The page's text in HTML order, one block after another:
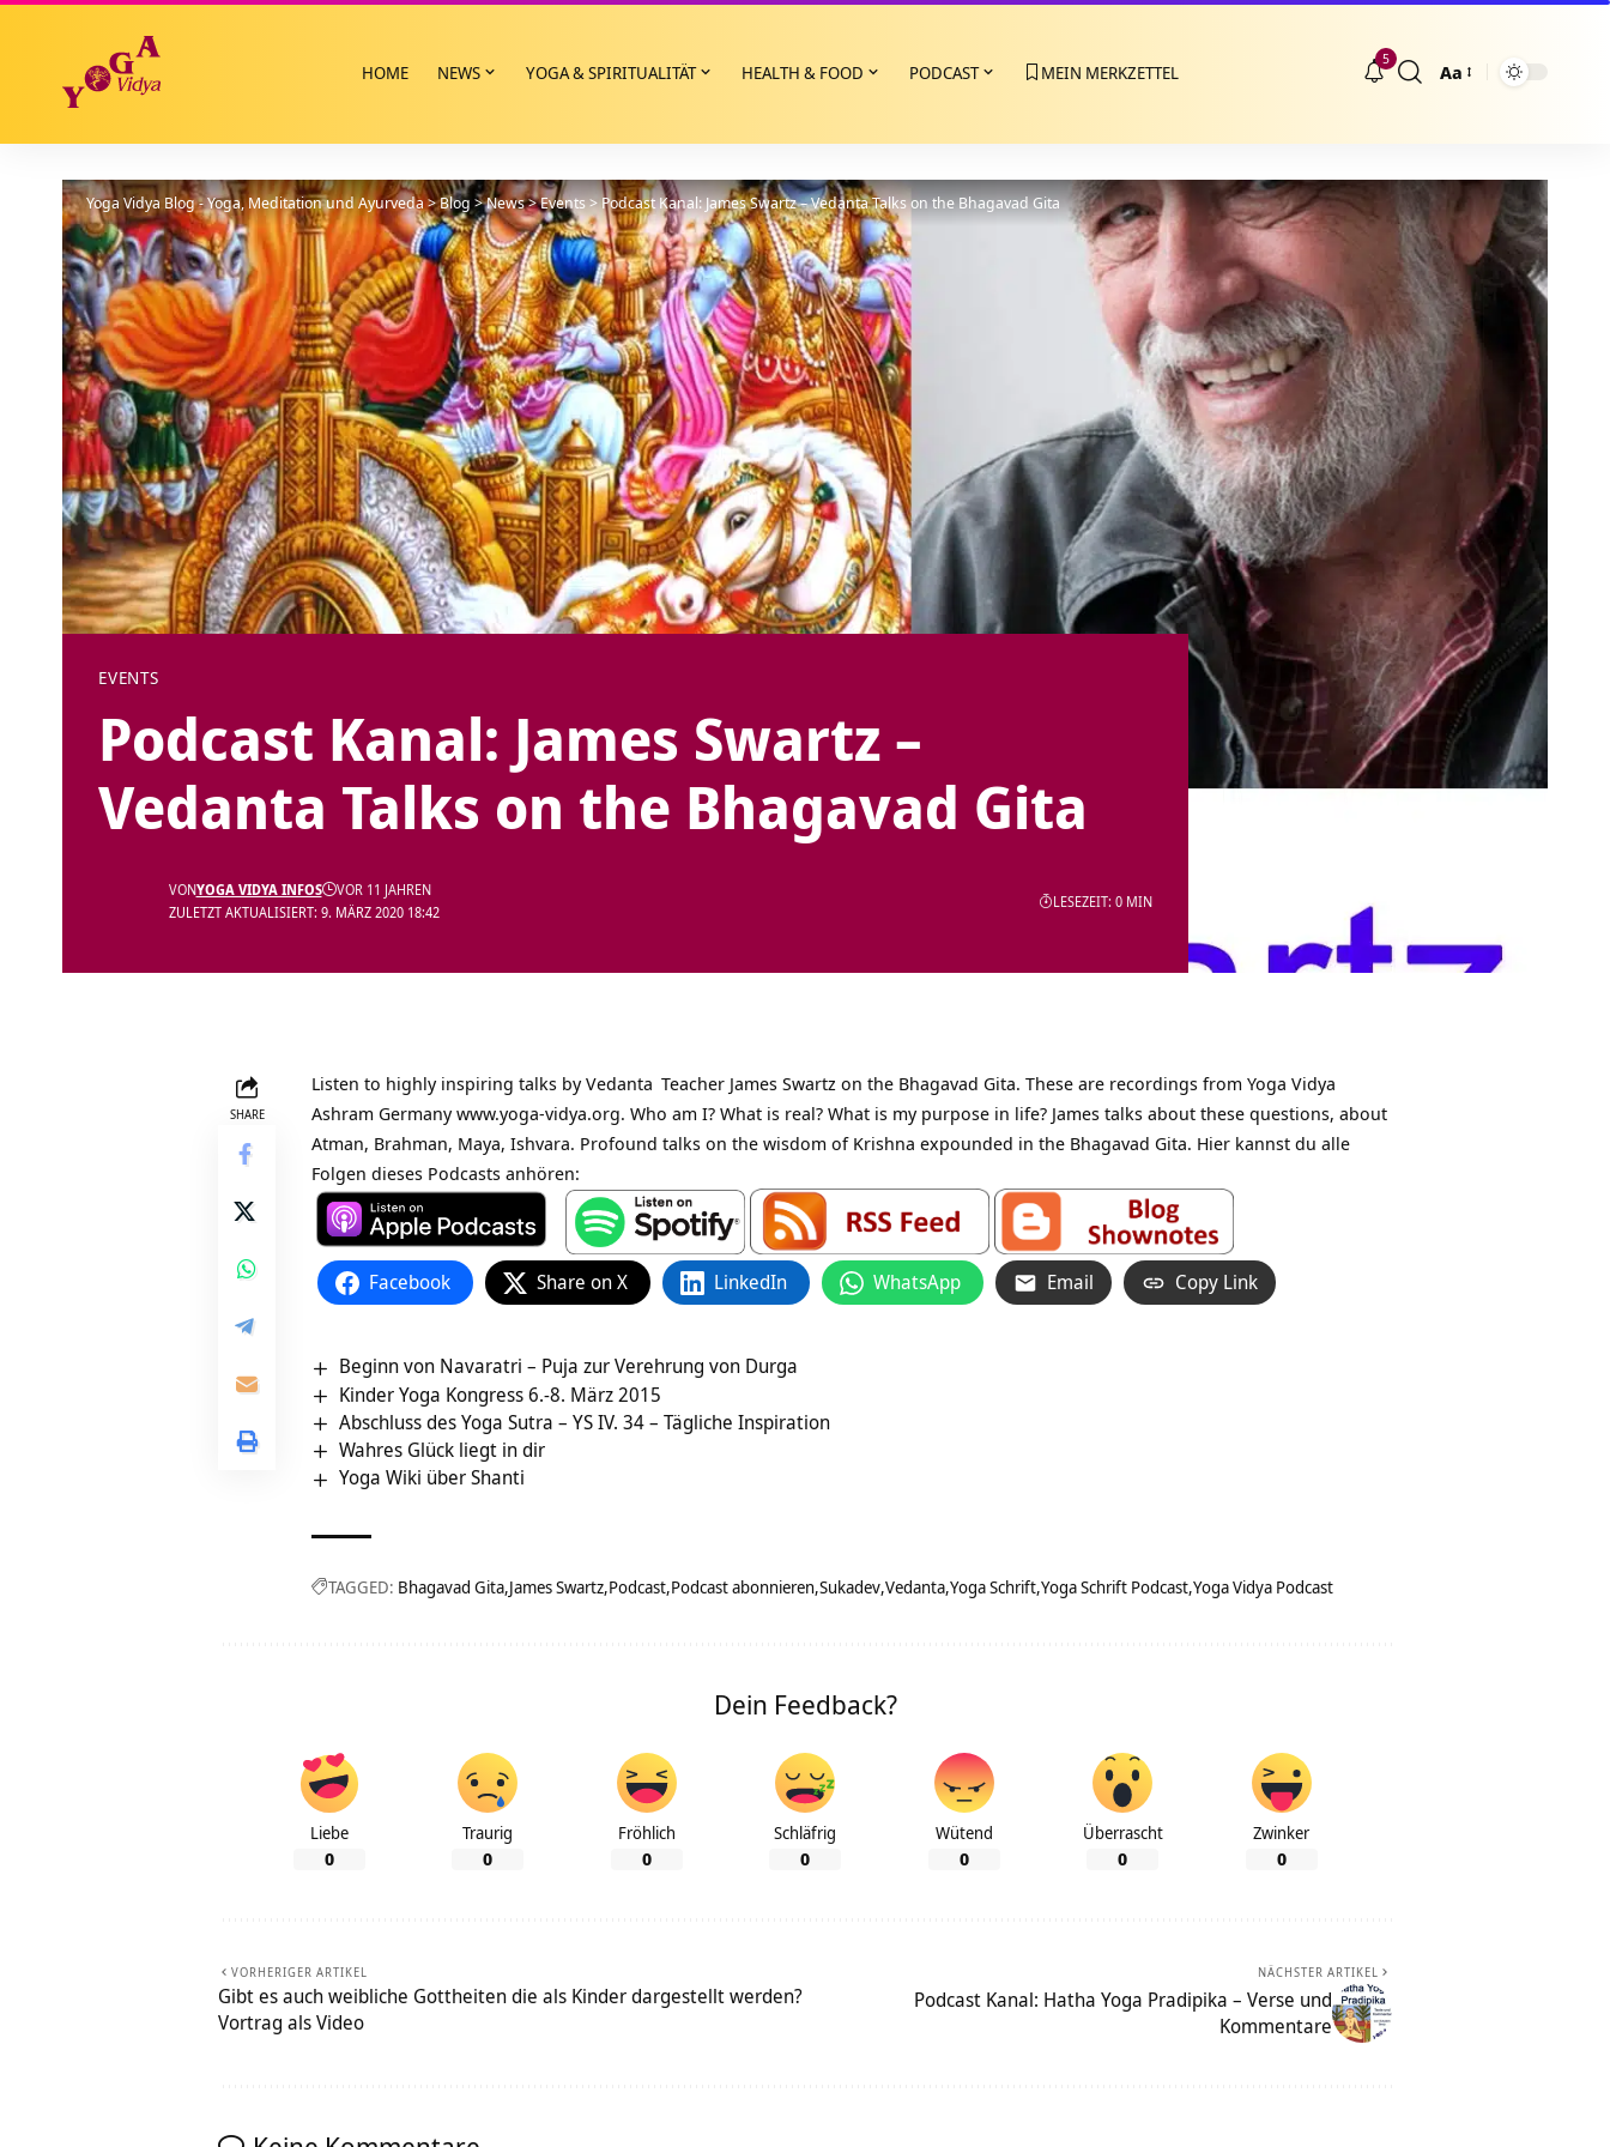
HOME NEWS YOGA & SPIRITUALITÄT HEALTH & FOOD PODCAST MEIN MERKZETTEL
5
Größenänderung
Aa
Yoga Vidya Blog - Yoga, Meditation und Ayurveda>Blog >News>Events>Podcast Kanal: James Swartz – Vedanta Talks on the Bhagavad Gita
EVENTS
Podcast Kanal: James Swartz –
Vedanta Talks on the Bhagavad Gita
ZULETZT AKTUALISIERT: 9. MÄRZ 2020 18:42
VONYOGA VIDYA INFOS VOR 11 JAHREN
LESEZEIT: 0 MIN
SHARE
Listen to highly inspiring talks byVedanta Teacher James Swartz on the Bhagavad Gita. These are recordings from Yoga Vidya
Ashram Germany www.yoga-vidya.org. Who am I? What is real? What is my purpose in life? James talks about these questions, about
Atman, Brahman, Maya, Ishvara. Profound talks on the wisdom of Krishna expounded in the Bhagavad Gita. Hier kannst du alle
Folgen dieses Podcasts anhören:
Facebook Share on X LinkedIn WhatsApp Email Copy Link
Beginn von Navaratri – Puja zur Verehrung von Durga
Kinder Yoga Kongress 6.-8. März 2015
Abschluss des Yoga Sutra – YS IV. 34 – Tägliche Inspiration
Wahres Glück liegt in dir
Yoga Wiki über Shanti
TAGGED: Bhagavad Gita James Swartz Podcast Podcast abonnieren Sukadev Vedanta Yoga Schrift Yoga Schrift Podcast Yoga Vidya Podcast
Dein Feedback?
Liebe
0
Traurig
0
Fröhlich
0
Schläfrig
0
Wütend
0
Überrascht
0
Zwinker
0
VORHERIGER ARTIKEL
Gibt es auch weibliche Gottheiten die als Kinder dargestellt werden?
Vortrag als Video
NÄCHSTER ARTIKEL
Podcast Kanal: Hatha Yoga Pradipika – Verse und
Kommentare